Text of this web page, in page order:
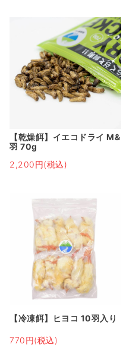
【乾燥餌】イエコドライ M&
羽 70g
2,200円(税込)
【冷凍餌】ヒヨコ 10羽入り
770円(税込)